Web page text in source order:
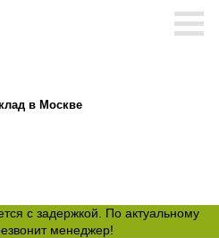
в Москве
с задержкой. По актуальному
менеджер!